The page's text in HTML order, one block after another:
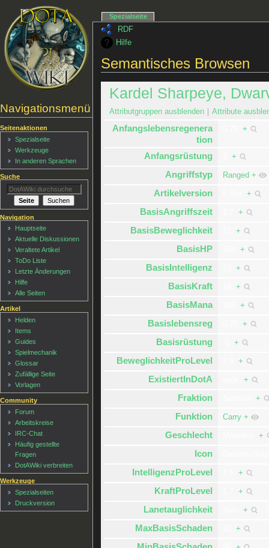
RDF
Hilfe
Semantisches Browsen
Kardel Sharpeye,
Attributgruppen ausblenden Attribute
Anfangslebensregenera
tion
+
Anfangsrüstung +
Angriffstyp Ranged +
Artikelversion +
BasisAngriffszeit +
BasisBeweglichkeit +
BasisHP +
BasisIntelligenz +
BasisKraft +
BasisMana +
Basislebensreg +
Basisrüstung +
BeweglichkeitProLevel +
ExistiertInDotA +
Fraktion +
Funktion Carry +
Geschlecht +
Icon
IntelligenzProLevel +
KraftProLevel +
Lanetauglichkeit +
MaxBasisSchaden +
Navigationsmenü
Spezialseite
Seitenaktionen
Spezialseite
Werkzeuge
In anderen Sprachen
Suche
Navigation
Hauptseite
Aktuelle Diskussionen
Veraltete Artikel
ToDo Liste
Letzte Änderungen
Hilfe
Alle Seiten
Artikel
Helden
Items
Guides
Spielmechanik
Glossar
Zufällige Seite
Vorlagen
Community
Forum
Arbeitskreise
IRC-Chat
Häufig gestellte
Fragen
DotAWiki verbreiten
Werkzeuge
Spezialseiten
Druckversion